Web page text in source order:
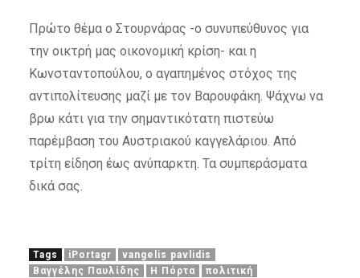
Πρώτο θέμα ο Στουρνάρας -ο συνυπεύθυνος για
την οικτρή μας οικονομική κρίση- και η
Κωνσταντοπούλου, ο αγαπημένος στόχος της
αντιπολίτευσης μαζί με τον Βαρουφάκη. Ψάχνω να
βρω κάτι για την σημαντικότατη πιστεύω
παρέμβαση του Αυστριακού καγγελάριου. Από
τρίτη είδηση έως ανύπαρκτη. Τα συμπεράσματα
δικά σας.
Tags iPortagr
vangelis pavlidis
Βαγγέλης Παυλίδης
Η Πόρτα
πολιτική